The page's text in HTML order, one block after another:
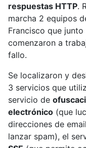
respuestas HTTP.
marcha 2 equipos
Francisco que
comenzaron a
fallo.
Se localizaron y
3 servicios que
servicio de
electrónico (que
direcciones de
lanzar spam), el